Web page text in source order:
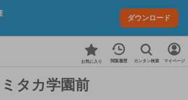
ダウンロード
お気に入り 閲覧履歴 カンタン検索 マイページ
タカ学園前